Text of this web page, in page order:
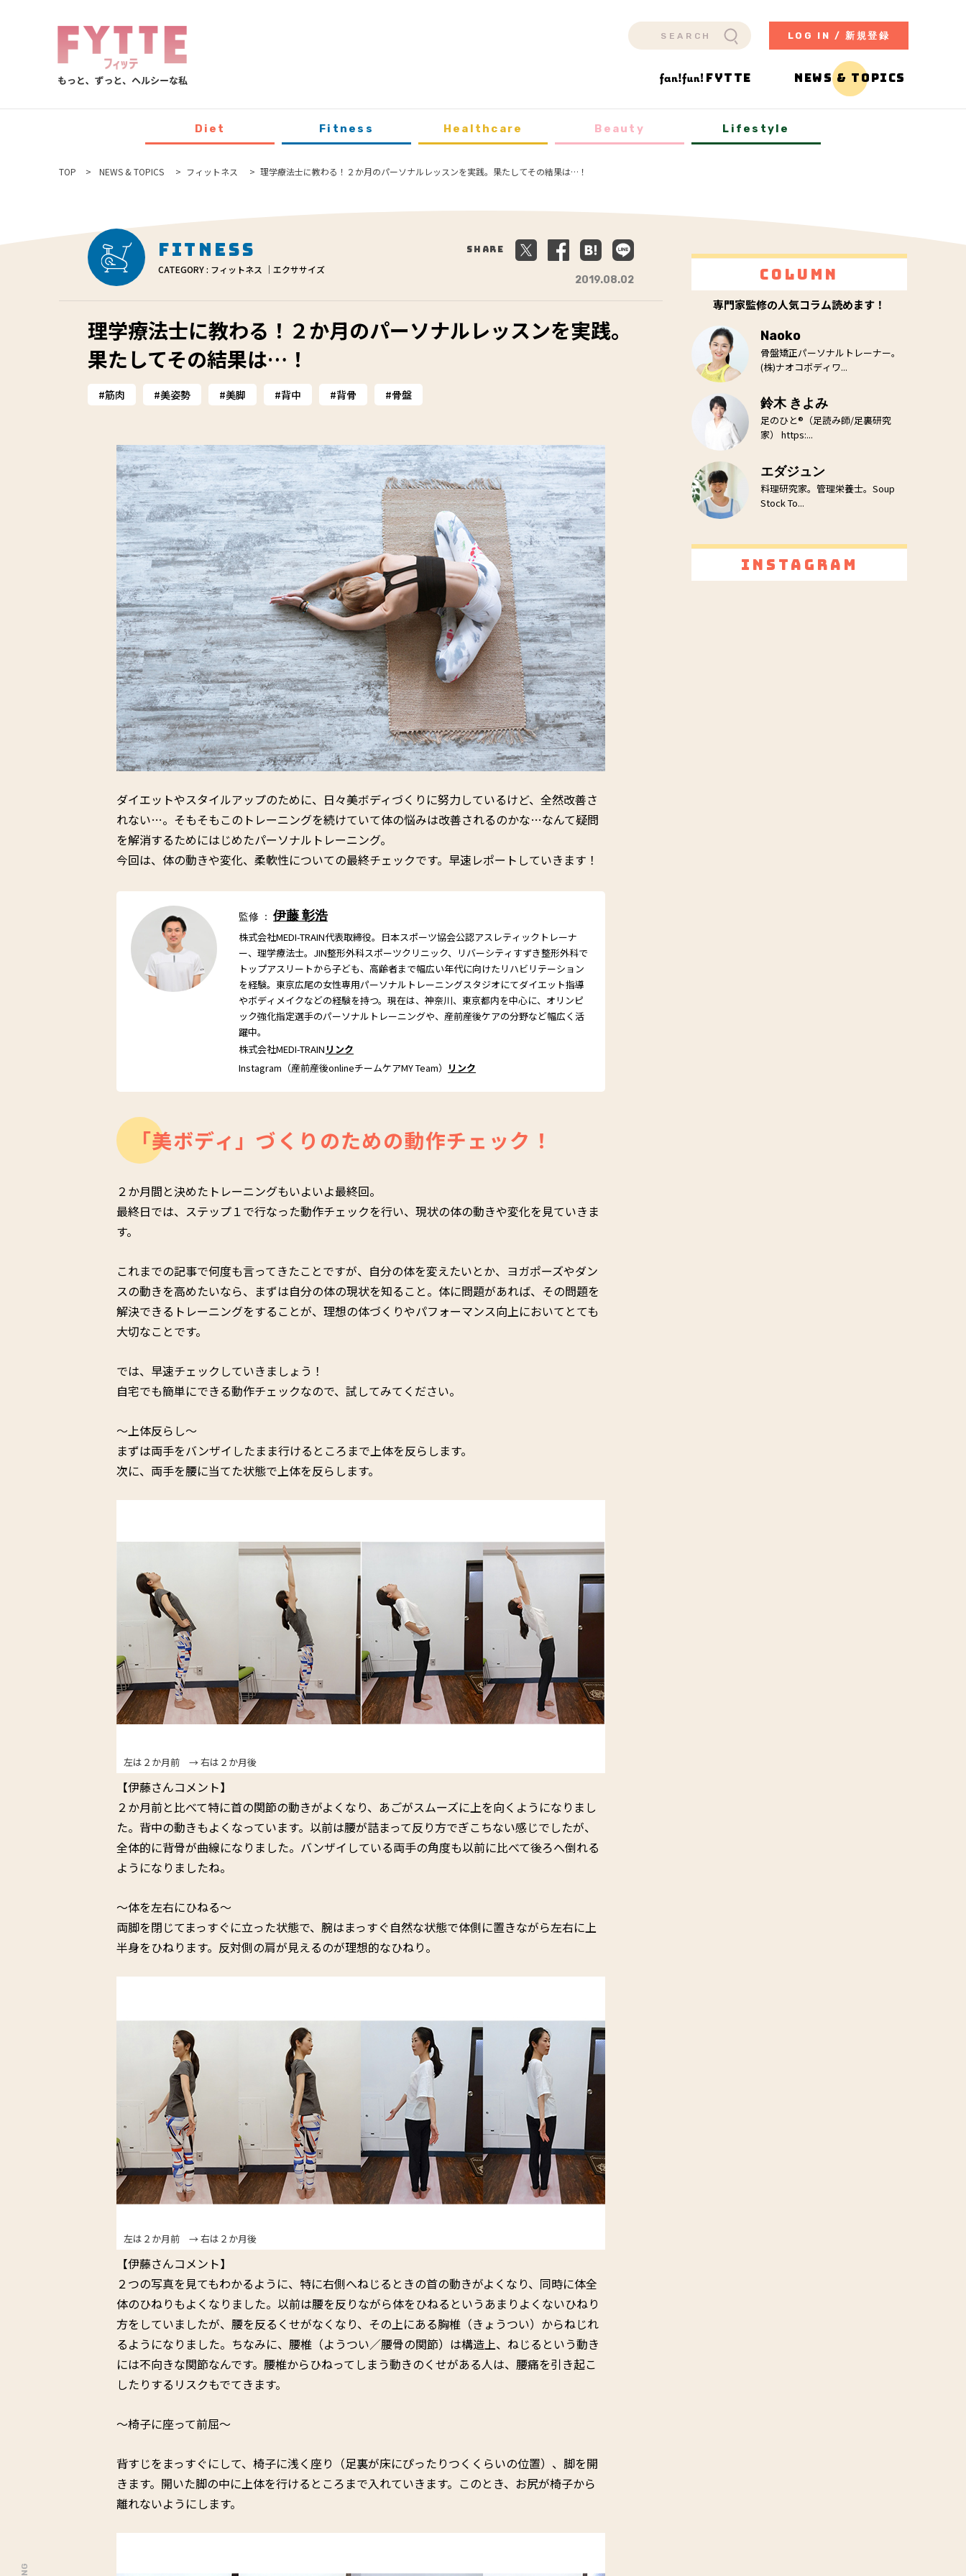
LOG IN / 新規登録
FYTTE NEWS & TOPICS
Diet Fitness Healthcare Beauty Lifestyle
TOP NEWS & TOPICS フィットネス 理学療法士に教わる！２か月のパーソナルレッスンを実践。果たしてその結果は…！
Fitness
CATEGORY : フィットネス ｜エクササイズ
2019.08.02
理学療法士に教わる！２か月のパーソナルレッスンを実践。
果たしてその結果は…！
筋肉 美姿勢 美脚 背中 背骨 骨盤
Share
ダイエットやスタイルアップのために、日々美ボディづくりに努力しているけど、全然改善さ
れない…。そもそもこのトレーニングを続けていて体の悩みは改善されるのかな…なんて疑問
を解消するためにはじめたパーソナルトレーニング。
今回は、体の動きや変化、柔軟性についての最終チェックです。早速レポートしていきます！
監修 ：伊藤 彰浩
株式会社MEDI-TRAIN代表取締役。日本スポーツ協会公認アスレティックトレーナ
ー、理学療法士。JIN整形外科スポーツクリニック、リバーシティすずき整形外科で
トップアスリートから子ども、高齢者まで幅広い年代に向けたリハビリテーション
を経験。東京広尾の女性専用パーソナルトレーニングスタジオにてダイエット指導
やボディメイクなどの経験を持つ。現在は、神奈川、東京都内を中心に、オリンピ
ック強化指定選手のパーソナルトレーニングや、産前産後ケアの分野など幅広く活
躍中。
株式会社MEDI-TRAIN リンク
Instagram（産前産後onlineチームケアMY Team） リンク
「美ボディ」づくりのための動作チェック！
２か月間と決めたトレーニングもいよいよ最終回。
最終日では、ステップ１で行なった動作チェックを行い、現状の体の動きや変化を見ていきま
す。
これまでの記事で何度も言ってきたことですが、自分の体を変えたいとか、ヨガポーズやダン
スの動きを高めたいなら、まずは自分の体の現状を知ること。体に問題があれば、その問題を
解決できるトレーニングをすることが、理想の体づくりやパフォーマンス向上においてとても
大切なことです。
では、早速チェックしていきましょう！
自宅でも簡単にできる動作チェックなので、試してみてください。
〜上体反らし〜
まずは両手をバンザイしたまま行けるところまで上体を反らします。
次に、両手を腰に当てた状態で上体を反らします。
左は２か月前 → 右は２か月後
【伊藤さんコメント】
２か月前と比べて特に首の関節の動きがよくなり、あごがスムーズに上を向くようになりまし
た。背中の動きもよくなっています。以前は腰が詰まって反り方でぎこちない感じでしたが、
全体的に背骨が曲線になりました。バンザイしている両手の角度も以前に比べて後ろへ倒れる
ようになりましたね。
〜体を左右にひねる〜
両脚を閉じてまっすぐに立った状態で、腕はまっすぐ自然な状態で体側に置きながら左右に上
半身をひねります。反対側の肩が見えるのが理想的なひねり。
左は２か月前 → 右は２か月後
【伊藤さんコメント】
２つの写真を見てもわかるように、特に右側へねじるときの首の動きがよくなり、同時に体全
体のひねりもよくなりました。以前は腰を反りながら体をひねるというあまりよくないひねり
方をしていましたが、腰を反るくせがなくなり、その上にある胸椎（きょうつい）からねじれ
るようになりました。ちなみに、腰椎（ようつい／腰骨の関節）は構造上、ねじるという動き
には不向きな関節なんです。腰椎からひねってしまう動きのくせがある人は、腰痛を引き起こ
したりするリスクもでてきます。
〜椅子に座って前屈〜
背すじをまっすぐにして、椅子に浅く座り（足裏が床にぴったりつくくらいの位置）、脚を開
きます。開いた脚の中に上体を行けるところまで入れていきます。このとき、お尻が椅子から
離れないようにします。
Column
専門家監修の人気コラム読めます！
Naoko
骨盤矯正パーソナルトレーナー。
(株)ナオコボディワ...
鈴木 きよみ
足のひと®（足読み師/足裏研究
家） https:...
エダジュン
料理研究家。管理栄養士。Soup
Stock To...
Instagram